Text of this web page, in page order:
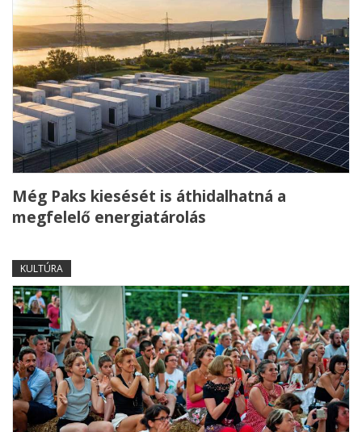
Még Paks kiesését is áthidalhatná a
megfelelő energiatárolás
KULTÚRA